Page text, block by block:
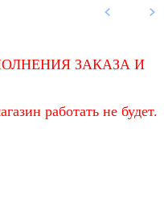
ЗАКАЗА И
работать не будет.